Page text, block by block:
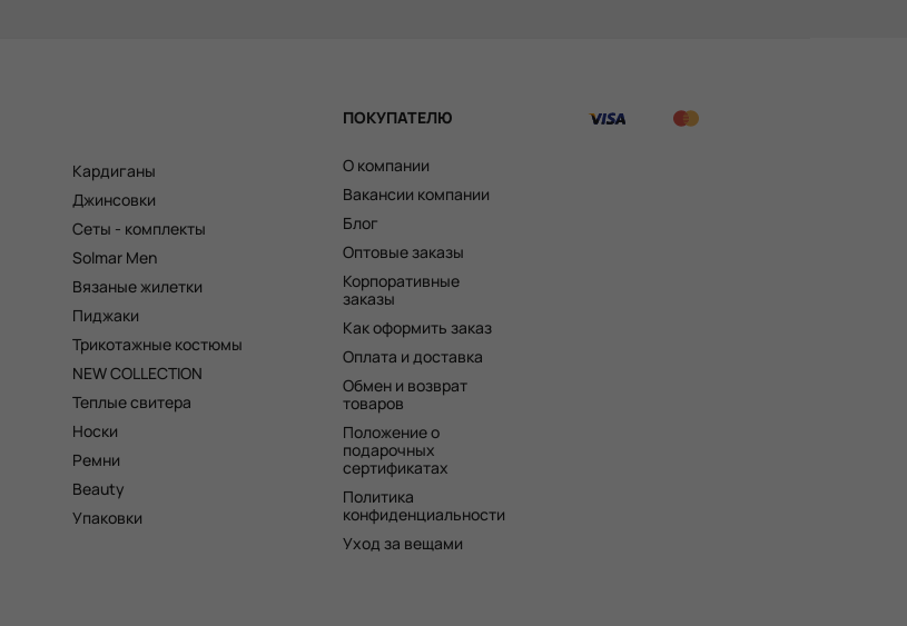
Кардиганы
Джинсовки
Сеты - комплекты
Solmar Men
Вязаные жилетки
Пиджаки
Трикотажные костюмы
NEW COLLECTION
Теплые свитера
Носки
Ремни
Beauty
Упаковки
ПОКУПАТЕЛЮ
О компании
Вакансии компании
Блог
Оптовые заказы
Корпоративные
заказы
Как оформить заказ
Оплата и доставка
Обмен и возврат
товаров
Положение о
подарочных
сертификатах
Политика
конфиденциальности
Уход за вещами